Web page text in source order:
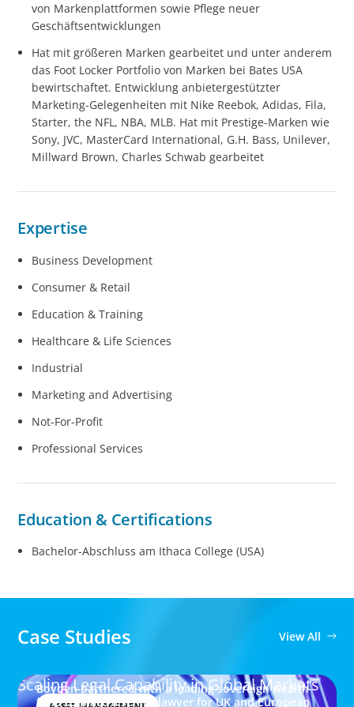
von Markenplattformen sowie Pflege neuer
Geschäftsentwicklungen
Hat mit größeren Marken gearbeitet und unter anderem
das Foot Locker Portfolio von Marken bei Bates USA
bewirtschaftet. Entwicklung anbietergestützter
Marketing-Gelegenheiten mit Nike Reebok, Adidas, Fila,
Starter, the NFL, NBA, MLB. Hat mit Prestige-Marken wie
Sony, JVC, MasterCard International, G.H. Bass, Unilever,
Millward Brown, Charles Schwab gearbeitet
Expertise
Business Development
Consumer & Retail
Education & Training
Healthcare & Life Sciences
Industrial
Marketing and Advertising
Not-For-Profit
Professional Services
Education & Certifications
Bachelor-Abschluss am Ithaca College (USA)
Case Studies View All
Scaling Legal Capability in Global Markets
Boyden partnered with a leading sovereign wealth
fund to place a senior lawyer for UK and European